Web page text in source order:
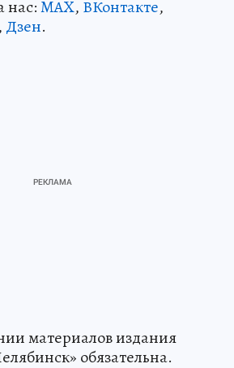
нас:MAX, ВКонтакте,
, Дзен.
материалов издания
обязательна.